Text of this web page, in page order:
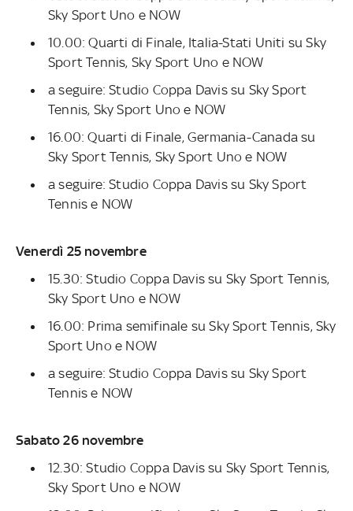
Sky Sport Uno e NOW
10.00: Quarti di Finale, Italia-Stati Uniti su Sky
Sport Tennis, Sky Sport Uno e NOW
a seguire: Studio Coppa Davis su Sky Sport
Tennis, Sky Sport Uno e NOW
16.00: Quarti di Finale, Germania-Canada su
Sky Sport Tennis, Sky Sport Uno e NOW
a seguire: Studio Coppa Davis su Sky Sport
Tennis e NOW
Venerdì 25 novembre
15.30: Studio Coppa Davis su Sky Sport Tennis,
Sky Sport Uno e NOW
16.00: Prima semifinale su Sky Sport Tennis, Sky
Sport Uno e NOW
a seguire: Studio Coppa Davis su Sky Sport
Tennis e NOW
Sabato 26 novembre
12.30: Studio Coppa Davis su Sky Sport Tennis,
Sky Sport Uno e NOW